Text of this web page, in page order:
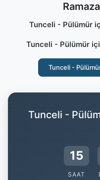
Tunceli - Pülümür
Tunceli - Pülümür
Tunceli -
Tunceli -
15
SAAT